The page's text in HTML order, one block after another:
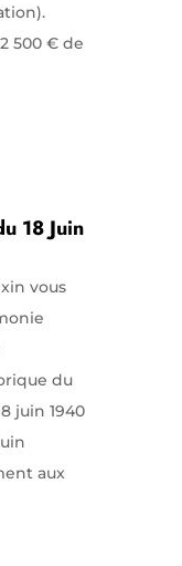
500 € de
18 Juin
vous
du
juin 1940
aux